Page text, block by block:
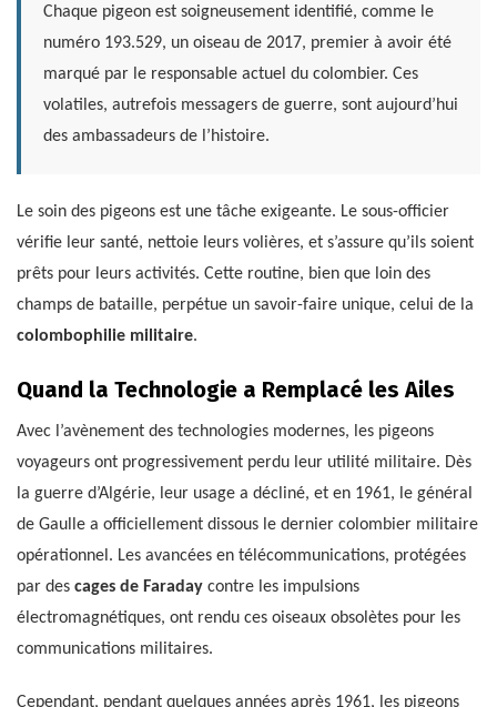
Chaque pigeon est soigneusement identifié, comme le
numéro 193.529, un oiseau de 2017, premier à avoir été
marqué par le responsable actuel du colombier. Ces
volatiles, autrefois messagers de guerre, sont aujourd’hui
des ambassadeurs de l’histoire.
Le soin des pigeons est une tâche exigeante. Le sous-officier
vérifie leur santé, nettoie leurs volières, et s’assure qu’ils soient
prêts pour leurs activités. Cette routine, bien que loin des
champs de bataille, perpétue un savoir-faire unique, celui de la
colombophilie militaire.
Quand la Technologie a Remplacé les Ailes
Avec l’avènement des technologies modernes, les pigeons
voyageurs ont progressivement perdu leur utilité militaire. Dès
la guerre d’Algérie, leur usage a décliné, et en 1961, le général
de Gaulle a officiellement dissous le dernier colombier militaire
opérationnel. Les avancées en télécommunications, protégées
par des cages de Faraday contre les impulsions
électromagnétiques, ont rendu ces oiseaux obsolètes pour les
communications militaires.
Cependant, pendant quelques années après 1961, les pigeons